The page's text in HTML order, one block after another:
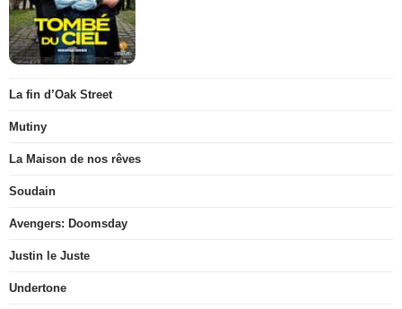
La fin d’Oak Street
Mutiny
La Maison de nos rêves
Soudain
Avengers: Doomsday
Justin le Juste
Undertone